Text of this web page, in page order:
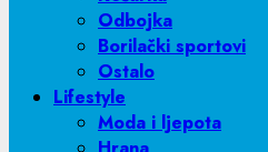
Odbojka
Borilački sportovi
Ostalo
Lifestyle
Moda i ljepota